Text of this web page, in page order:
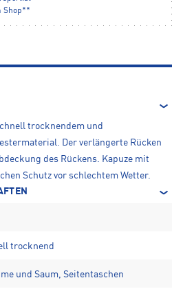
Shop**
trocknendem und
Der verlängerte Rücken
des Rückens. Kapuze mit
Schutz vor schlechtem Wetter.
trocknend
und Saum, Seitentaschen